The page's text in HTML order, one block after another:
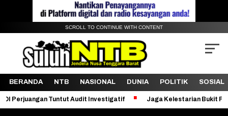
SCROLL TO CONTINUE WITH CONTENT
BERANDA NTB NASIONAL DUNIA POLITIK SOSIAL
Tuntut Audit Investigatif Jaga Kelestarian Bukit Pergasingan, KKN